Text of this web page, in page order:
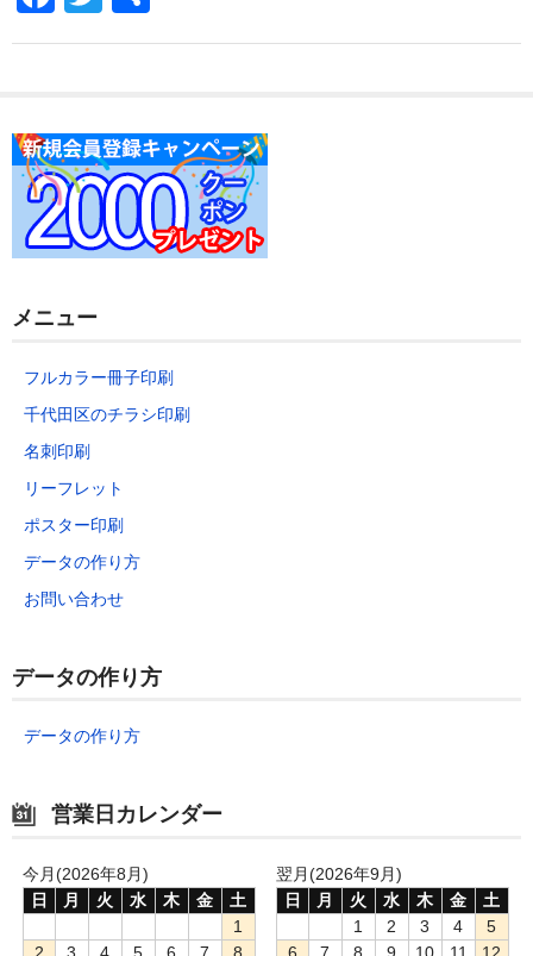
a
b
o
o
k
wi 有
メニュー
フルカラー冊子印刷
千代田区のチラシ印刷
名刺印刷
リーフレット
ポスター印刷
データの作り方
お問い合わせ
データの作り方
データの作り方
営業日カレンダー
今月(2026年8月)
日
月 火 水 木 金
土
1
翌月(2026年9月)
日
月 火 水 木 金
土
1
2 3 4
5